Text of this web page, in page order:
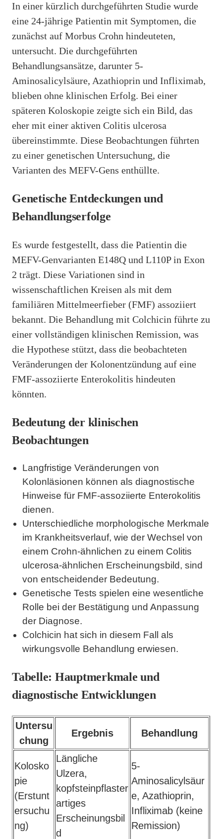
In einer kürzlich durchgeführten Studie wurde
eine 24-jährige Patientin mit Symptomen, die
zunächst auf Morbus Crohn hindeuteten,
untersucht. Die durchgeführten
Behandlungsansätze, darunter 5-
Aminosalicylsäure, Azathioprin und Infliximab,
blieben ohne klinischen Erfolg. Bei einer
späteren Koloskopie zeigte sich ein Bild, das
eher mit einer aktiven Colitis ulcerosa
übereinstimmte. Diese Beobachtungen führten
zu einer genetischen Untersuchung, die
Varianten des MEFV-Gens enthüllte.
Genetische Entdeckungen und
Behandlungserfolge
Es wurde festgestellt, dass die Patientin die
MEFV-Genvarianten E148Q und L110P in Exon
2 trägt. Diese Variationen sind in
wissenschaftlichen Kreisen als mit dem
familiären Mittelmeerfieber (FMF) assoziiert
bekannt. Die Behandlung mit Colchicin führte zu
einer vollständigen klinischen Remission, was
die Hypothese stützt, dass die beobachteten
Veränderungen der Kolonentzündung auf eine
FMF-assoziierte Enterokolitis hindeuten
könnten.
Bedeutung der klinischen
Beobachtungen
Langfristige Veränderungen von
Kolonläsionen können als diagnostische
Hinweise für FMF-assoziierte Enterokolitis
dienen.
Unterschiedliche morphologische Merkmale
im Krankheitsverlauf, wie der Wechsel von
einem Crohn-ähnlichen zu einem Colitis
ulcerosa-ähnlichen Erscheinungsbild, sind
von entscheidender Bedeutung.
Genetische Tests spielen eine wesentliche
Rolle bei der Bestätigung und Anpassung
der Diagnose.
Colchicin hat sich in diesem Fall als
wirkungsvolle Behandlung erwiesen.
Tabelle: Hauptmerkmale und
diagnostische Entwicklungen
Untersu
chung
Ergebnis Behandlung
Kolosko
pie
(Erstunt
ersuchu
ng)
Längliche
Ulzera,
kopfsteinpflaster
artiges
Erscheinungsbil
d
5-
Aminosalicylsäur
e, Azathioprin,
Infliximab (keine
Remission)